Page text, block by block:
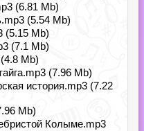
(6.81 Mb)
(5.54 Mb)
(5.15 Mb)
(7.1 Mb)
Mb)
(7.96 Mb)
история.mp3 (7.22
Mb)
Колыме.mp3